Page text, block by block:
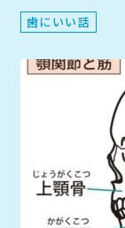
歯にいい話